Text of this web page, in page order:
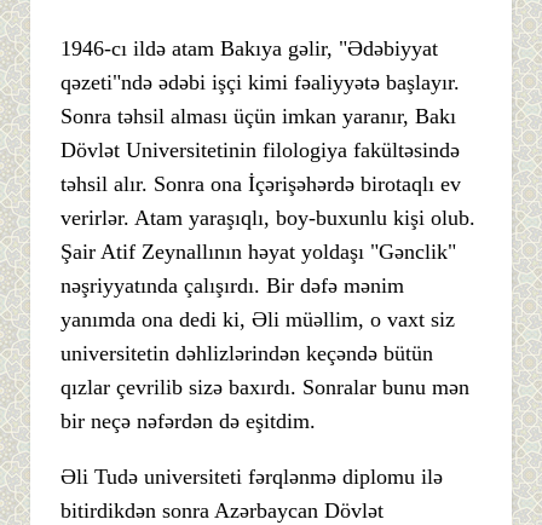
1946-cı ildə atam Bakıya gəlir, "Ədəbiyyat
qəzeti"ndə ədəbi işçi kimi fəaliyyətə başlayır.
Sonra təhsil alması üçün imkan yaranır, Bakı
Dövlət Universitetinin filologiya fakültəsində
təhsil alır. Sonra ona İçərişəhərdə birotaqlı ev
verirlər. Atam yaraşıqlı, boy-buxunlu kişi olub.
Şair Atif Zeynallının həyat yoldaşı "Gənclik"
nəşriyyatında çalışırdı. Bir dəfə mənim
yanımda ona dedi ki, Əli müəllim, o vaxt siz
universitetin dəhlizlərindən keçəndə bütün
qızlar çevrilib sizə baxırdı. Sonralar bunu mən
bir neçə nəfərdən də eşitdim.
Əli Tudə universiteti fərqlənmə diplomu ilə
bitirdikdən sonra Azərbaycan Dövlət